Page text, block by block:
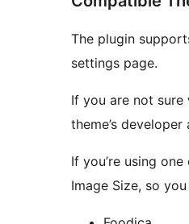
The plugin
settings page.
If you are not
theme’s
If you’re using
Image Size, so